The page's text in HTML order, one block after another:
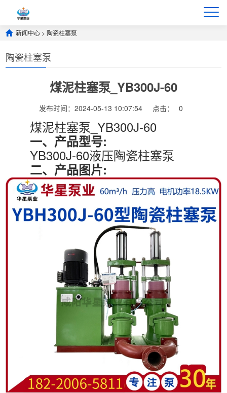
新闻中心 > 陶瓷柱塞泵
陶瓷柱塞泵
煤泥柱塞泵_YB300J-60
发布时间：2024-05-13 10:07:54 点击： 0
煤泥柱塞泵_YB300J-60
一、产品型号:
YB300J-60液压陶瓷柱塞泵
二、产品图片: